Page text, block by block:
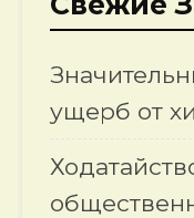
ущерб от